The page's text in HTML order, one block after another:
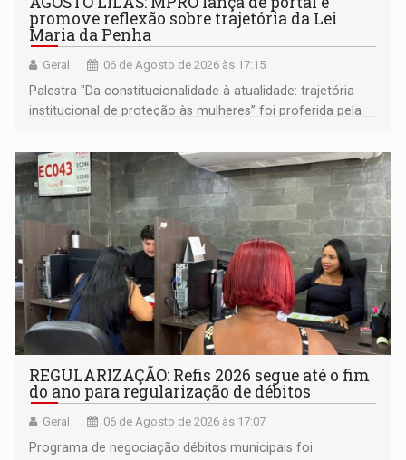
promove reflexão sobre trajetória da Lei
Maria da Penha
Geral 06 de Agosto de 2026 às 17:15
Palestra "Da constitucionalidade à atualidade: trajetória
institucional de proteção às mulheres” foi proferida pela
Goiás
REGULARIZAÇÃO: Refis 2026 segue até o fim
do ano para regularização de débitos
Geral 06 de Agosto de 2026 às 17:07
Programa de negociação débitos municipais foi